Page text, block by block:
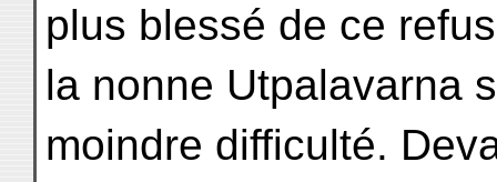
plus blessé de ce
la nonne Utpalavarna
moindre difficulté.